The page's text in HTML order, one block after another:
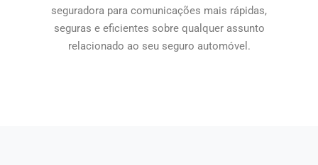
seguradora para comunicações mais rápidas,
seguras e eficientes sobre qualquer assunto
relacionado ao seu seguro automóvel.